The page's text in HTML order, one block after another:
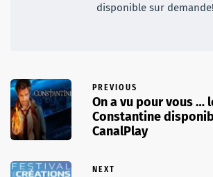
disponible sur demande!
PREVIOUS
On a vu pour vous …
Constantine
CanalPlay
NEXT